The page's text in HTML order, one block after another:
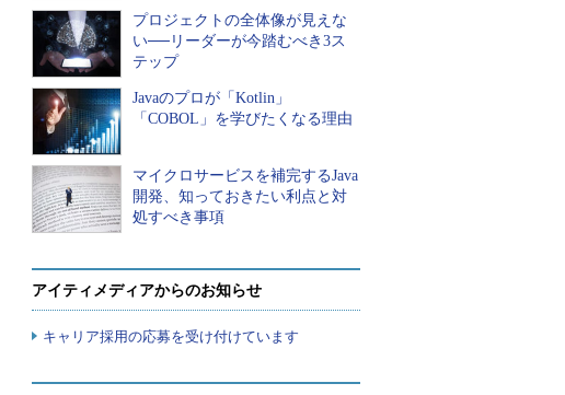
of IP Network
& Trust
プロジェクトの全体像が見えな
い──リーダーが今踏むべき3ス
テップ
Javaのプロが「Kotlin」
「COBOL」を学びたくなる理由
マイクロサービスを補完するJava
開発、知っておきたい利点と対
処すべき事項
アイティメディアからのお知らせ
キャリア採用の応募を受け付けています